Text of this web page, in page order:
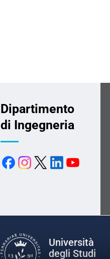
Dipartimento
di Ingegneria
Università
degli Studi